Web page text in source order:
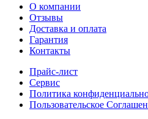
О компании
Отзывы
Доставка и оплата
Гарантия
Контакты
Прайс-лист
Сервис
Политика
Пользовательское